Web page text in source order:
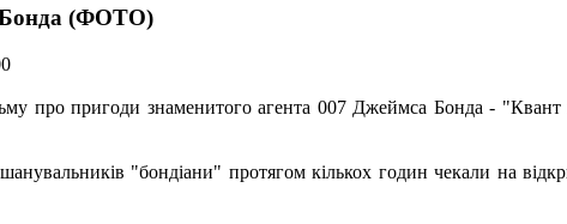
Бонда (ФОТО)
про пригоди знаменитого агента 007 Джеймса Бонда -
"бондіани" протягом кількох годин чекали на